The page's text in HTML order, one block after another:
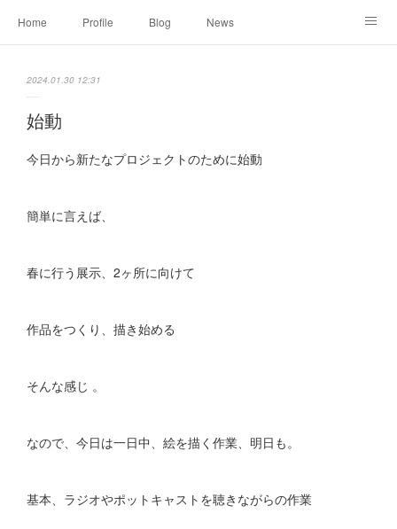
Home Profile Blog News
2024.01.30 12:31
始動
今日から新たなプロジェクトのために始動
簡単に言えば、
春に行う展示、2ヶ所に向けて
作品をつくり、描き始める
そんな感じ 。
なので、今日は一日中、絵を描く作業、明日も。
基本、ラジオやポットキャストを聴きながらの作業